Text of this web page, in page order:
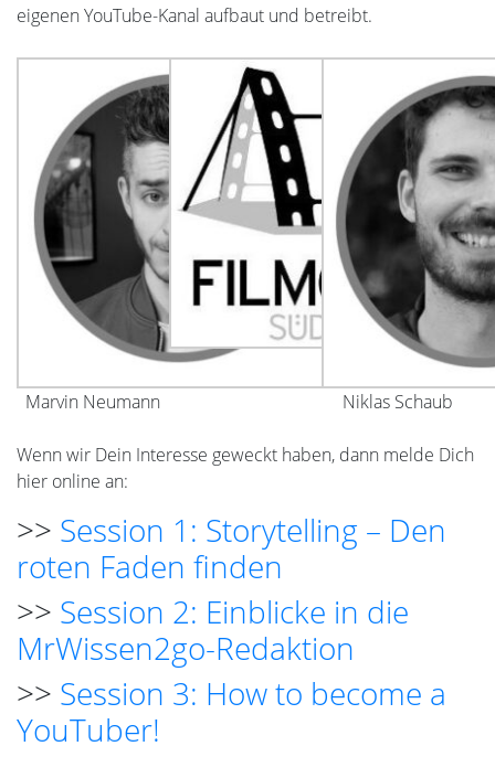
eigenen YouTube-Kanal aufbaut und betreibt.
Marvin Neumann Niklas Schaub
Wenn wir Dein Interesse geweckt haben, dann melde Dich
hier online an:
>> Session 1: Storytelling – Den
roten Faden finden
>> Session 2: Einblicke in die
MrWissen2go-Redaktion
>> Session 3: How to become a
YouTuber!